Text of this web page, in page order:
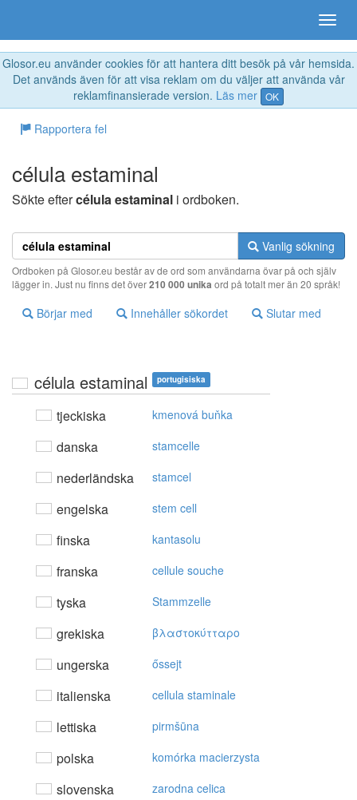
Glosor.eu använder cookies för att hantera ditt besök på vår hemsida.
Det används även för att visa reklam om du väljer att använda vår
reklamfinansierade version. Läs mer OK
Rapportera fel
célula estaminal
Sökte eftercélula estaminal i ordboken.
Vanlig sökning
Ordboken på Glosor.eu består av de ord som användarna övar på och själv
lägger in. Just nu finns det över210 000 unika ord på totalt mer än 20 språk!
Börjar med Innehåller sökordet Slutar med
célula estaminal portugisiska
tjeckiska kmenová buňka
danska stamcelle
nederländska stamcel
engelska stem cell
finska kantasolu
franska cellule souche
tyska Stammzelle
grekiska βλαστoκύτταρo
ungerska őssejt
italienska cellula staminale
lettiska pirmšūna
polska komórka macierzysta
slovenska zarodna celica